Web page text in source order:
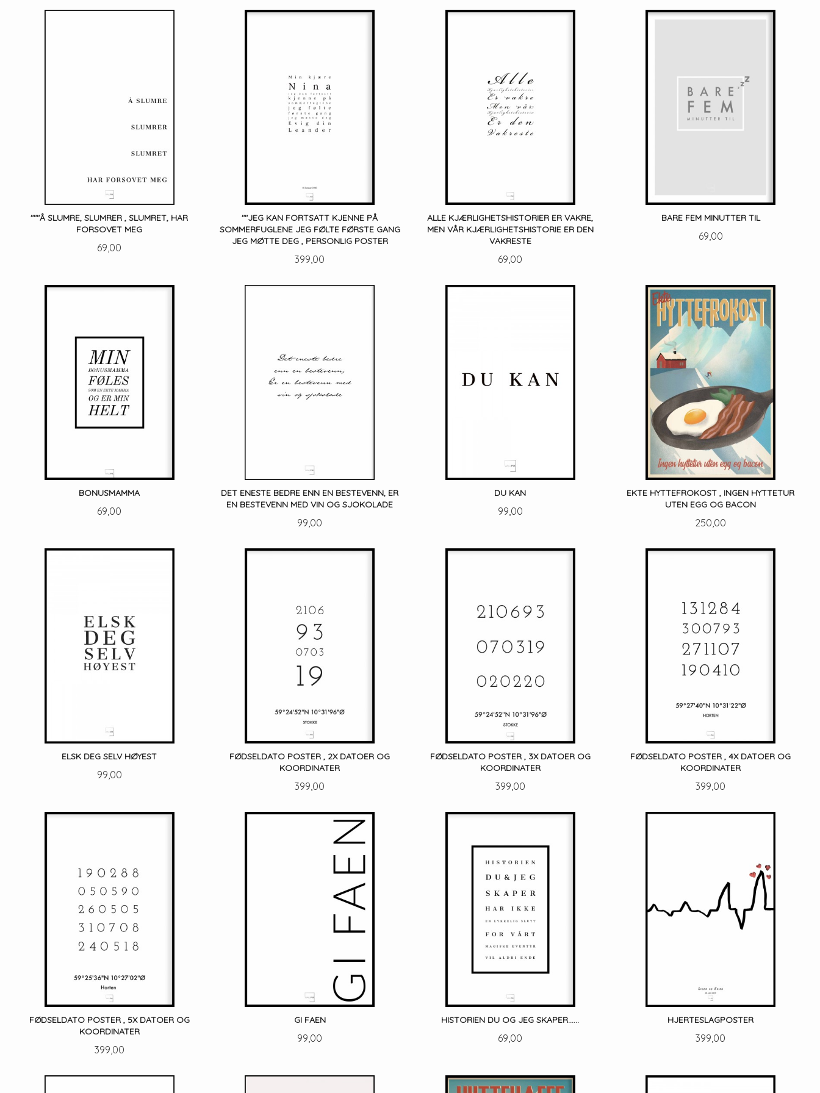
"""Å SLUMRE, SLUMRER , SLUMRET, HAR
FORSOVET MEG
Pris
69,00
LES MER
""JEG KAN FORTSATT KJENNE PÅ
SOMMERFUGLENE JEG FØLTE FØRSTE GANG
JEG MØTTE DEG , PERSONLIG POSTER
Pris
399,00
LES MER
ALLE KJÆRLIGHETSHISTORIER ER VAKRE,
MEN VÅR KJÆRLIGHETSHISTORIE ER DEN
VAKRESTE
Pris
69,00
LES MER
BARE FEM MINUTTER TIL
Pris
69,00
LES MER
BONUSMAMMA
Pris
69,00
LES MER
DET ENESTE BEDRE ENN EN BESTEVENN, ER
EN BESTEVENN MED VIN OG SJOKOLADE
Pris
99,00
LES MER
DU KAN
Pris
99,00
LES MER
EKTE HYTTEFROKOST , INGEN HYTTETUR
UTEN EGG OG BACON
Pris
250,00
LES MER
ELSK DEG SELV HØYEST
Pris
99,00
LES MER
FØDSELDATO POSTER , 2X DATOER OG
KOORDINATER
Pris
399,00
LES MER
FØDSELDATO POSTER , 3X DATOER OG
KOORDINATER
Pris
399,00
LES MER
FØDSELDATO POSTER , 4X DATOER OG
KOORDINATER
Pris
399,00
LES MER
FØDSELDATO POSTER , 5X DATOER OG
KOORDINATER
Pris
399,00
LES MER
GI FAEN
Pris
99,00
LES MER
HISTORIEN DU OG JEG SKAPER......
Pris
69,00
LES MER
HJERTESLAGPOSTER
Pris
399,00
LES MER